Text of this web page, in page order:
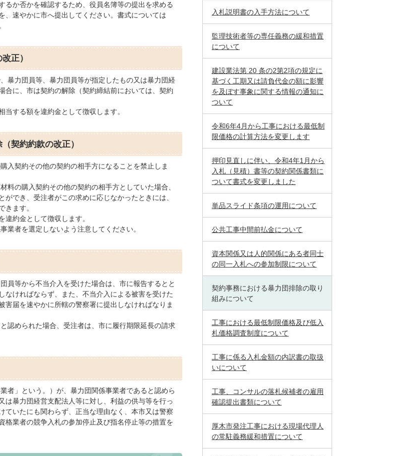
か否かを確認するため、役員名簿等の提出を求める
、速やかに市へ提出してください。書式については
正）
暴力団員等、暴力団員等が指定したもの又は暴力団経
に、市は契約の解除（契約締結前においては、契約
する額を違約金として徴収します。
契約約款の改正）
入契約その他の契約の相手方になることを禁止しま
料の購入契約その他の契約の相手方としていた場合、
でき、受注者がこの求めに応じなかったときには、
きます。
約金として徴収します。
業者を選定しないよう注意してください。
員等から不当介入を受けた場合は、市に報告するとと
なければならず、また、不当介入による被害を受けた
届を速やかに所轄の警察署に提出しなければなりま
認められた場合、受注者は、市に履行期限延長の請求
者」という。）が、暴力団関係事業者であると認めら
暴力団経営支配法人等に対し、利益の供与等を行っ
ていたにも関わらず、正当な理由なく、本市又は警察
格業者の競争入札の参加停止及び指名停止等の措置を
入札説明書の入手方法について
監理技術者等の専任義務の緩和措置
について
建設業法第 20 条の2第2項の規定に
基づく工期又は請負代金の額に影響
を及ぼす事象に関する情報の通知に
ついて
令和6年4月から工事における最低制
限価格の計算方法を変更します
押印見直しに伴い、令和4年1月から
入札（見積）書等の契約関係書類に
ついて書式を変更しました
単品スライド条項の運用について
公共工事中間前払金について
資本関係又は人的関係にある者同士
の同一入札への参加制限について
契約事務における暴力団排除の取り
組みについて
工事における最低制限価格及び低入
札価格調査制度について
工事に係る入札金額の内訳書の取扱
いについて
工事、コンサルの落札候補者の雇用
確認提出書類について
厚木市発注工事における現場代理人
の常駐義務緩和措置について